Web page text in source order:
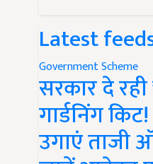
Latest
Government Scheme
सरकार दे
गार्डनिंग
उगाएं ताजी